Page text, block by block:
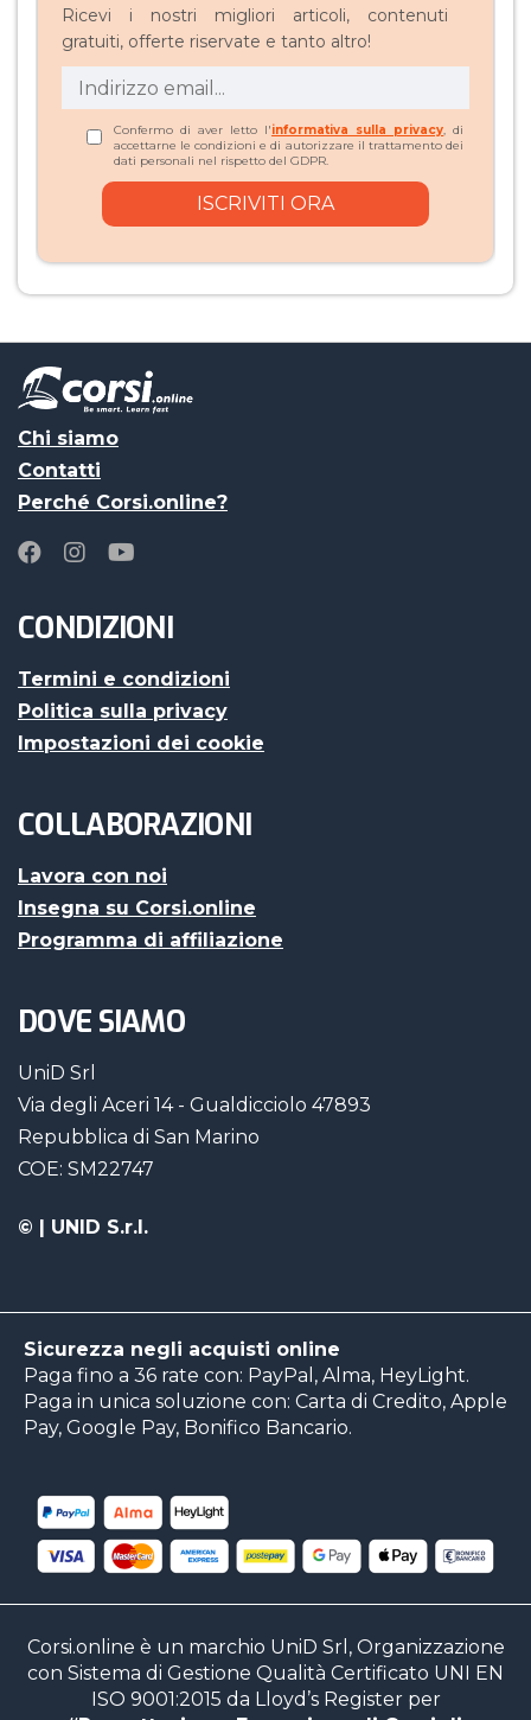
Ricevi i nostri migliori articoli, contenuti
gratuiti, offerte riservate e tanto altro!
Confermo di aver letto l'informativa sulla privacy, di
accettarne le condizioni e di autorizzare il trattamento dei
dati personali nel rispetto del GDPR.
Chi siamo
Contatti
Perché Corsi.online?
CONDIZIONI
Termini e condizioni
Politica sulla privacy
Impostazioni dei cookie
COLLABORAZIONI
Lavora con noi
Insegna su Corsi.online
Programma di affiliazione
DOVE SIAMO
UniD Srl
Via degli Aceri 14 - Gualdicciolo 47893
Repubblica di San Marino
COE: SM22747
© | UNID S.r.l.
Sicurezza negli acquisti online
Paga fino a 36 rate con: PayPal, Alma, HeyLight.
Paga in unica soluzione con: Carta di Credito, Apple
Pay, Google Pay, Bonifico Bancario.
Corsi.online è un marchio UniD Srl, Organizzazione
con Sistema di Gestione Qualità Certificato UNI EN
ISO 9001:2015 da Lloyd’s Register per